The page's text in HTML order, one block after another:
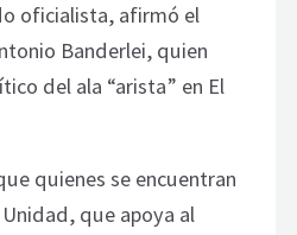
oficialista, afirmó el
Banderlei, quien
del ala “arista” en El
quienes se encuentran
que apoya al